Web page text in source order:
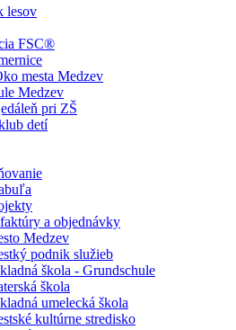
lesov
FSC®
mesta Medzev
Medzev
pri ZŠ
detí
a objednávky
Medzev
podnik služieb
škola - Grundschule
škola
umelecká škola
kultúrne stredisko